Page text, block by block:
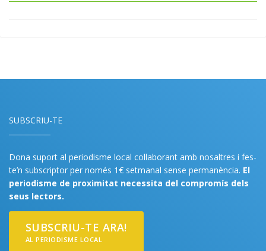
SUBSCRIU-TE
Dona suport al periodisme local col·laborant amb nosaltres i fes-
te’n subscriptor per només 1€ setmanal sense permanència. El
periodisme de proximitat necessita del compromís dels
seus lectors.
SUBSCRIU-TE ARA!
AL PERIODISME LOCAL